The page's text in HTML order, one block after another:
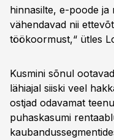
hinnasilte, e-poode ja
vähendavad nii
töökoormust,“ ütles
Kusmini sõnul
lähiajal siiski veel
ostjad odavamat
puhaskasumi